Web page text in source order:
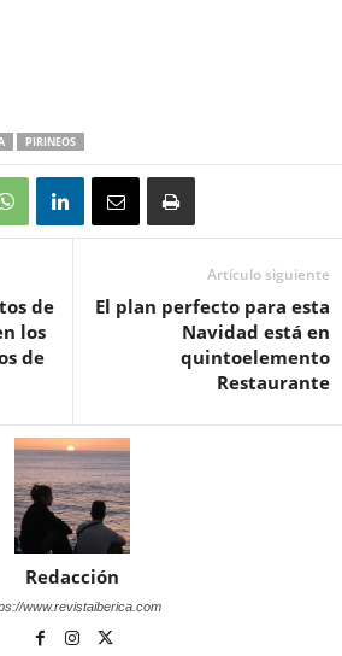
PIRINEOS
de
los
de
Artículo siguiente
El plan perfecto para esta
Navidad está en
quintoelemento
Restaurante
Redacción
www.revistaiberica.com